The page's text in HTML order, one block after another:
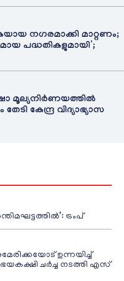
നഗരമാക്കി മാറ്റണം;
പദ്ധതികളുമായി’;
മൂല്യനിർണയത്തിൽ
കേന്ദ്ര വിദ്യാഭ്യാസ
ട്രംപ്
ഉന്നയിച്ച്
ചർച്ച നടത്തി എസ്